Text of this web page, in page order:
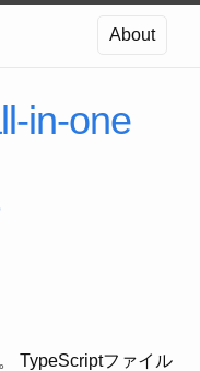
About
in-one
TypeScriptファイル